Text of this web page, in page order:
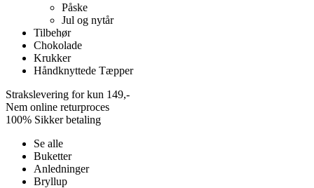
Påske
Jul og nytår
Tilbehør
Chokolade
Krukker
Håndknyttede Tæpper
Strakslevering for kun 149,-
Nem online returproces
100% Sikker betaling
Se alle
Buketter
Anledninger
Bryllup